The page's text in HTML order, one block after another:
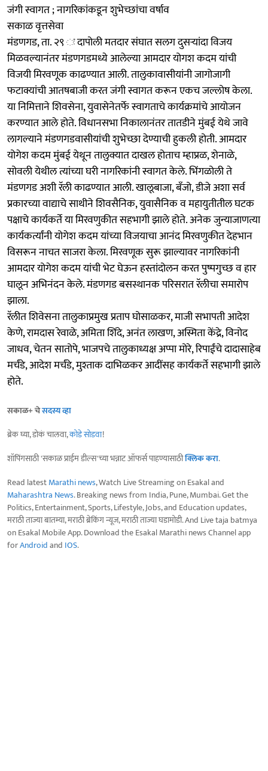
जंगी स्वागत ; नागरिकांकडून शुभेच्छांचा वर्षाव
सकाळ वृत्तसेवा
मंडणगड, ता. २९ ः दापोली मतदार संघात सलग दुसऱ्यांदा विजय
मिळवल्यानंतर मंडणगडमध्ये आलेल्या आमदार योगश कदम यांची
विजयी मिरवणूक काढण्यात आली. तालुकावासीयांनी जागोजागी
फटाक्यांची आतषबाजी करत जंगी स्वागत करून एकच जल्लोष केला.
या निमित्ताने शिवसेना, युवासेनेतर्फे स्वागताचे कार्यक्रमांचे आयोजन
करण्यात आले होते. विधानसभा निकालानंतर तातडीने मुंबई येथे जावे
लागल्याने मंडणगडवासीयांची शुभेच्छा देण्याची हुकली होती. आमदार
योगेश कदम मुंबई येथून तालुक्यात दाखल होताच म्हाप्रळ, शेनाळे,
सोवली येथील त्यांच्या घरी नागरिकांनी स्वागत केले. भिंगळोली ते
मंडणगड अशी रॅली काढण्यात आली. खालूबाजा, बँजो, डीजे अशा सर्व
प्रकारच्या वाद्याचे साथीने शिवसैनिक, युवासैनिक व महायुतीतील घटक
पक्षाचे कार्यकर्ते या मिरवणुकीत सहभागी झाले होते. अनेक जुन्याजाणत्या
कार्यकर्त्यांनी योगेश कदम यांच्या विजयाचा आनंद मिरवणुकीत देहभान
विसरून नाचत साजरा केला. मिरवणूक सुरू झाल्यावर नागरिकांनी
आमदार योगेश कदम यांची भेट घेऊन हस्तांदोलन करत पुष्पगुच्छ व हार
घालून अभिनंदन केले. मंडणगड बसस्थानक परिसरात रॅलीचा समारोप
झाला.
रॅलीत शिवेसना तालुकाप्रमुख प्रताप घोसाळकर, माजी सभापती आदेश
केणे, रामदास रेवाळे, अमिता शिंदे, अनंत लाखण, अस्मिता केंद्रे, विनोद
जाधव, चेतन सातोपे, भाजपचे तालुकाध्यक्ष अप्पा मोरे, रिपाईंचे दादासाहेब
मर्चंडे, आदेश मर्चंडे, मुश्ताक दाभिळकर आदींसह कार्यकर्ते सहभागी झाले
होते.
सकाळ+ चेसदस्य व्हा
ब्रेक घ्या, डोकं चालवा,कोडे सोडवा!
शॉपिंगसाठी 'सकाळ प्राईम डील्स'च्या भन्नाट ऑफर्स पाहण्यासाठीक्लिक करा.
Read latestMarathi news, Watch Live Streaming on Esakal and
Maharashtra News. Breaking news from India, Pune, Mumbai. Get the
Politics, Entertainment, Sports, Lifestyle, Jobs, and Education updates,
मराठी ताज्या बातम्या, मराठी ब्रेकिंग न्यूज, मराठी ताज्या घडामोडी. And Live taja batmya
on Esakal Mobile App. Download the Esakal Marathi news Channel app
forAndroidand IOS.